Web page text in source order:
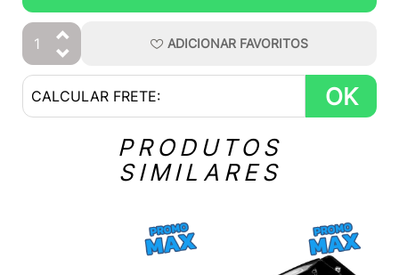
ADICIONAR FAVORITOS
OK
PRODUTOS
SIMILARES